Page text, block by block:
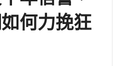
何力挽狂